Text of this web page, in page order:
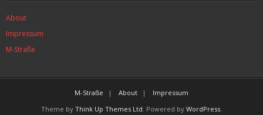
About
Impressum
M-Straße
M-Straße About
Impressum
Theme by Think Up Themes Ltd. Powered by WordPress.